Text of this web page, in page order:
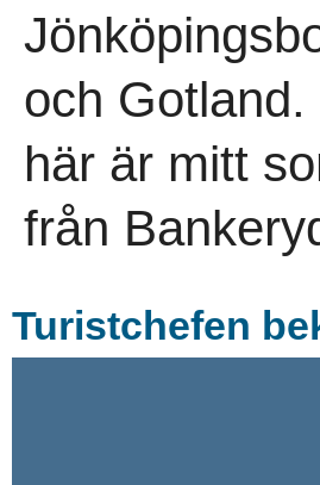
och
här är mitt
från
Turistchefen